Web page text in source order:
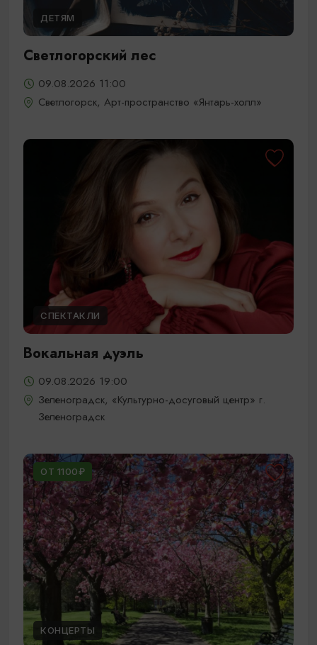
ДЕТЯМ
Светлогорский лес
09.08.2026 11:00
Светлогорск, Арт-пространство «Янтарь-холл»
СПЕКТАКЛИ
Вокальная дуэль
09.08.2026 19:00
Зеленоградск, «Культурно-досуговый центр» г.
Зеленоградск
ОТ 1100₽
КОНЦЕРТЫ